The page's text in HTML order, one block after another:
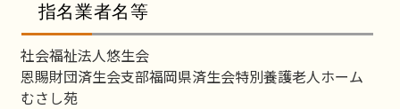
指名業者名等
社会福祉法人悠生会
恩賜財団済生会支部福岡県済生会特別養護老人ホーム
むさし苑